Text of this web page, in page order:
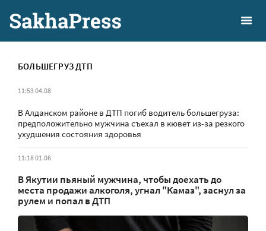
БОЛЬШЕГРУЗ ДТП
11:53 04.08
В Алданском районе в ДТП погиб водитель большегруза:
предположительно мужчина съехал в кювет из-за резкого
ухудшения состояния здоровья
11:18 01.06
В Якутии пьяный мужчина, чтобы доехать до
места продажи алкоголя, угнал "Камаз", заснул за
рулем и попал в ДТП